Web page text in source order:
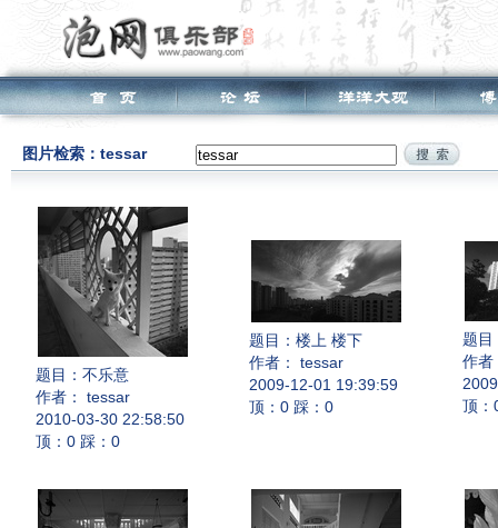
图片检索：tessar
题目： 不乐意
作者： tessar
2010-03-30 22:58:50
顶：0 踩：0
题目： 楼上 楼下
作者： tessar
2009-12-01 19:39:59
顶：0 踩：0
题目
作者
顶：